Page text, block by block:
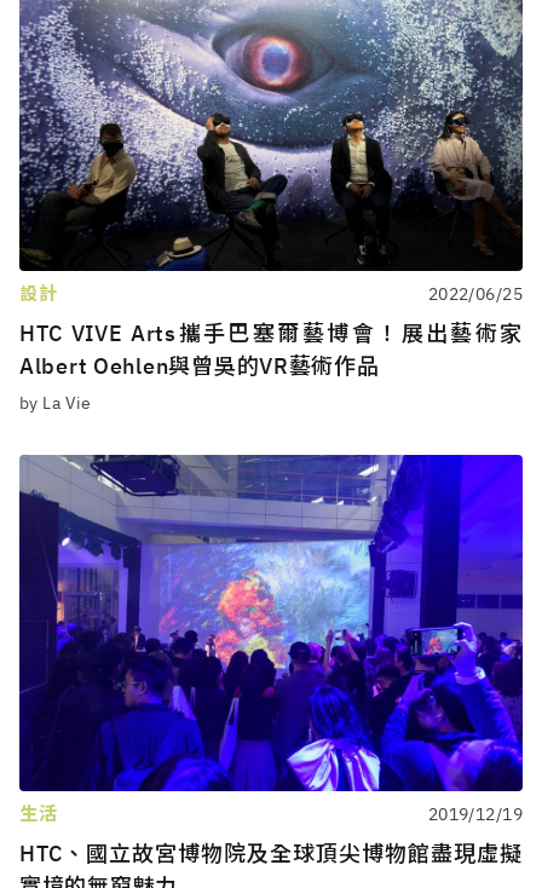
設計 2022/06/25
HTC VIVE Arts攜手巴塞爾藝博會！展出藝術家
Albert Oehlen與曾吳的VR藝術作品
by La Vie
生活 2019/12/19
HTC、國立故宮博物院及全球頂尖博物館盡現虛擬